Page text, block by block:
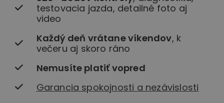
testovacia jazda, detailné foto aj
video
Každý deň vrátane víkendov, k
večeru aj skoro ráno
Nemusíte platiť vopred
Garancia spokojnosti a nezávislosti